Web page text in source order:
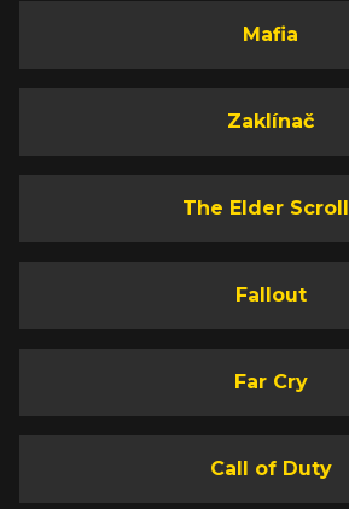
Mafia
Zaklínač
The Elder
Fallout
Far Cry
Call of Duty